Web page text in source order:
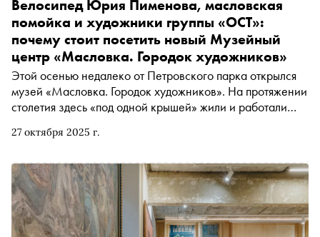
27 октября 2025 г.
Велосипед Юрия Пименова, масловская
помойка и художники группы «ОСТ»:
почему стоит посетить новый Музейный
центр «Масловка. Городок художников»
Этой осенью недалеко от Петровского парка открылся
музей «Масловка. Городок художников». На протяжении
столетия здесь «под одной крышей» жили и работали
были сформированы художественные династии. «Сноб»
коммуне и феномене этого пространства